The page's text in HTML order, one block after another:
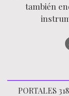
también
PORTALES